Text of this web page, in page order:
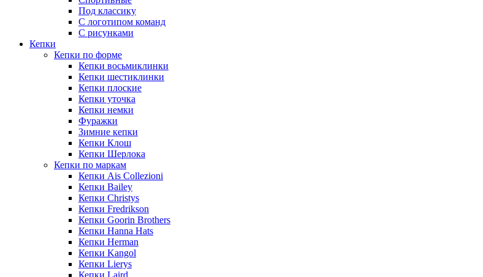
Под классику
С логотипом команд
С рисунками
Кепки
Кепки по форме
Кепки восьмиклинки
Кепки шестиклинки
Кепки плоские
Кепки уточка
Кепки немки
Фуражки
Зимние кепки
Кепки Клош
Кепки Шерлока
Кепки по маркам
Кепки Ais Collezioni
Кепки Bailey
Кепки Christys
Кепки Fredrikson
Кепки Goorin Brothers
Кепки Hanna Hats
Кепки Herman
Кепки Kangol
Кепки Lierys
Кепки Laird